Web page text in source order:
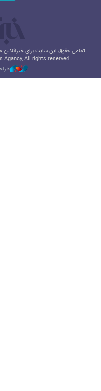
تمامی حقوق این سایت برای
Agancy, All rights reserved